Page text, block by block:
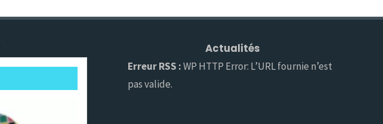
Actualités
Erreur RSS :WP HTTP Error: L’URL fournie n’est
pas valide.